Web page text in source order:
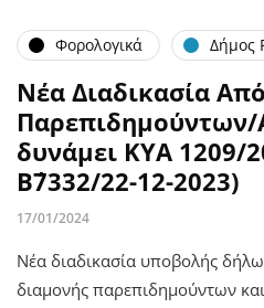
Φορολογικά Δήμος
Νέα Διαδικασία
δυνάμει ΚΥΑ 1209/
Β΄7332/22-12-2023)
17/01/2024
Νέα διαδικασία υποβολής
διαμονής παρεπιδημούντων